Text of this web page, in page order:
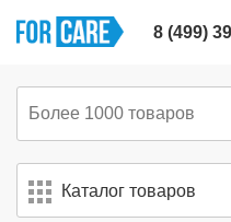
8 (499)
Каталог товаров